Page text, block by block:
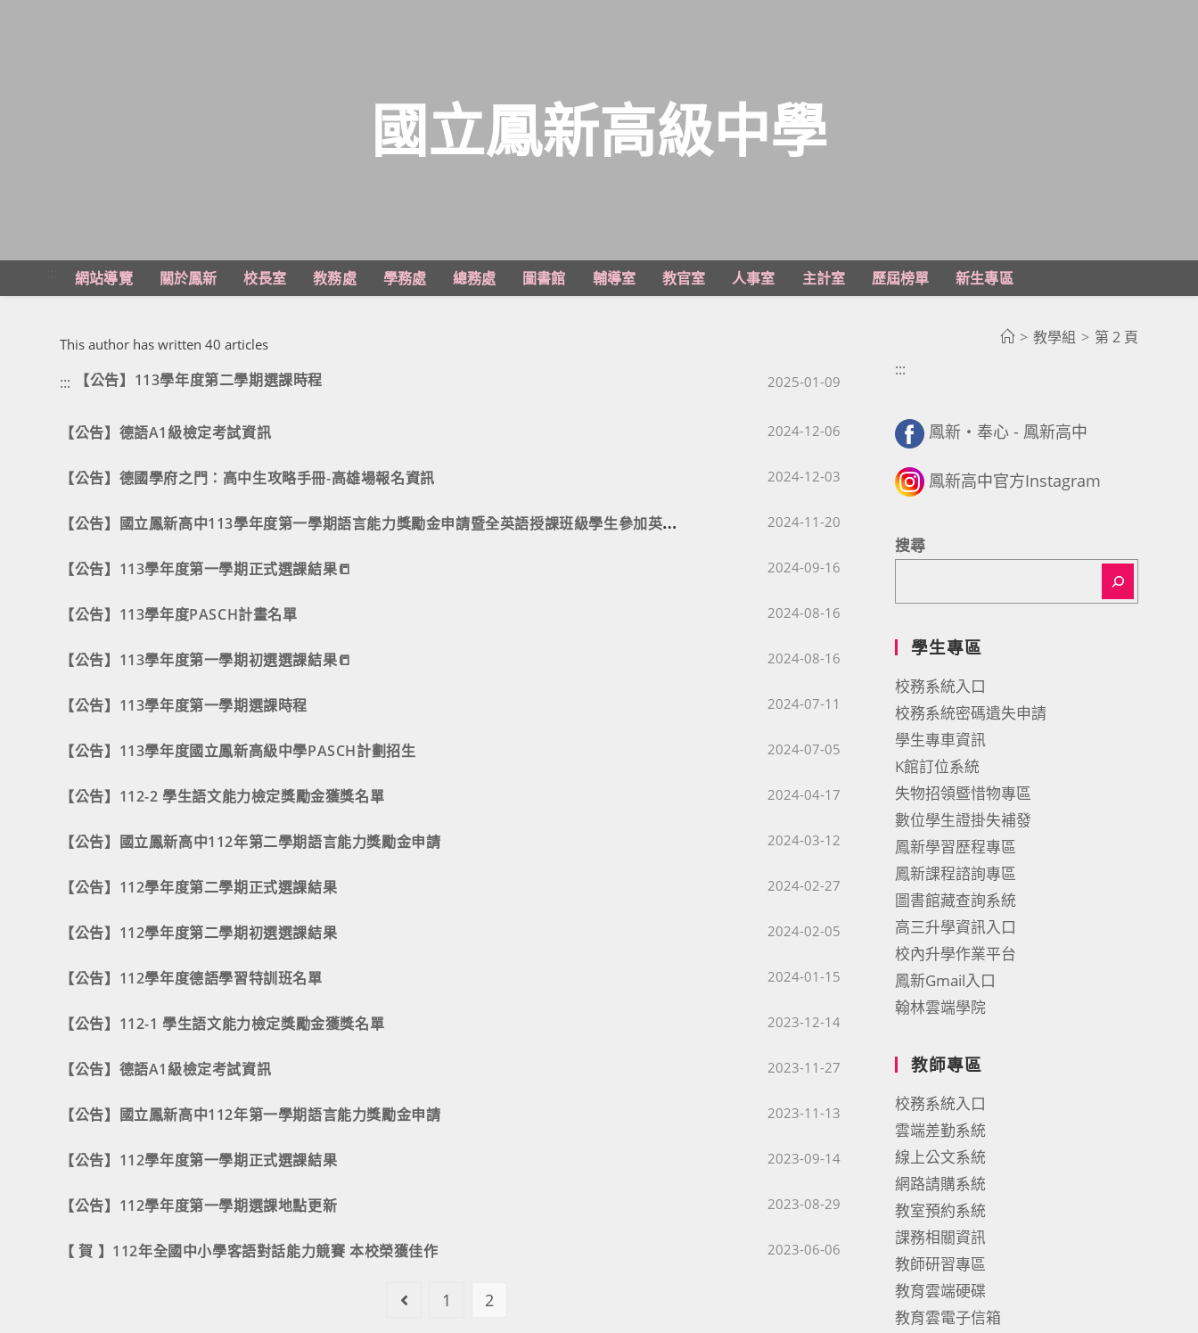
主
國立鳳新高級中學
網站導覽 關於鳳新 校長室 教務處 學務處 總務處 圖書館 輔導室 教官室 人事室 主計室 歷屆榜單 新生專區
This author has written 40 articles > 教學組 > 第 2 頁
:::
鳳新・奉心 - 鳳新高中
鳳新高中官方Instagram
搜尋
學生專區
校務系統入口
校務系統密碼遺失申請
學生專車資訊
K館訂位系統
失物招領暨惜物專區
數位學生證掛失補發
鳳新學習歷程專區
鳳新課程諮詢專區
圖書館藏查詢系統
高三升學資訊入口
校內升學作業平台
鳳新Gmail入口
翰林雲端學院
教師專區
校務系統入口
雲端差勤系統
線上公文系統
網路請購系統
教室預約系統
課務相關資訊
教師研習專區
教育雲端硬碟
教育雲電子信箱
::: 【公告】113學年度第二學期選課時程 Post published:
2025-01-09
【公告】德語A1級檢定考試資訊 Post published:
2024-12-06
【公告】德國學府之門：高中生攻略手冊-高雄場報名資訊 Post published:
2024-12-03
【
公告】國立鳳新高中113學年度第一學期語言能力獎勵金申請暨全英語授課班級學生參加英語檢定報名費補助申請 Post published:
2024-11-20
【公告】113學年度第一學期正式選課結果📒 Post published:
2024-09-16
【公告】113學年度PASCH計畫名單 Post published:
2024-08-16
【公告】113學年度第一學期初選選課結果📒 Post published:
2024-08-16
【公告】113學年度第一學期選課時程 Post published:
2024-07-11
【公告】113學年度國立鳳新高級中學PASCH計劃招生 Post published:
2024-07-05
【公告】112-2 學生語文能力檢定獎勵金獲獎名單 Post published:
2024-04-17
【公告】國立鳳新高中112年第二學期語言能力獎勵金申請 Post published:
2024-03-12
【公告】112學年度第二學期正式選課結果 Post published:
2024-02-27
【公告】112學年度第二學期初選選課結果 Post published:
2024-02-05
【公告】112學年度德語學習特訓班名單 Post published:
2024-01-15
【公告】112-1 學生語文能力檢定獎勵金獲獎名單 Post published:
2023-12-14
【公告】德語A1級檢定考試資訊 Post published:
2023-11-27
【公告】國立鳳新高中112年第一學期語言能力獎勵金申請 Post published:
2023-11-13
【公告】112學年度第一學期正式選課結果 Post published:
2023-09-14
【公告】112學年度第一學期選課地點更新 Post published:
2023-08-29
【 賀 】112年全國中小學客語對話能力競賽 本校榮獲佳作 Post published:
2023-06-06
Go to the previous page
1 2